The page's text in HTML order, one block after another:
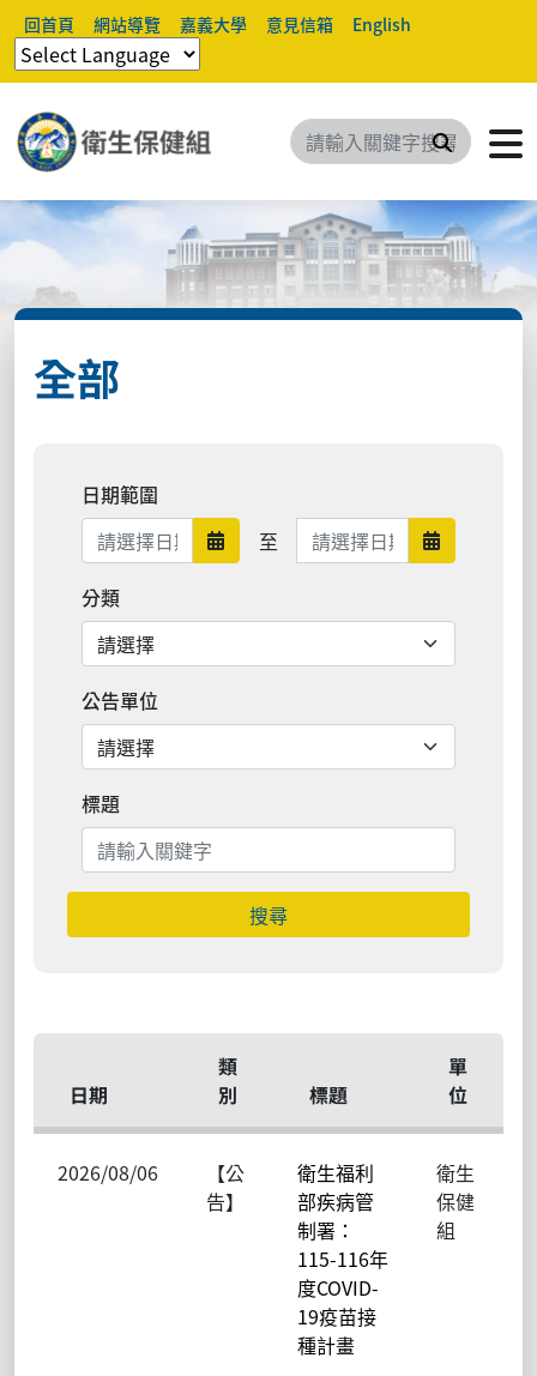
回首頁 網站導覽 嘉義大學 意見信箱 English
搜尋
全部
日期範圍
日期範圍開始
至 日期範圍結束 日期範圍
分類
公告單位
標題
搜尋
日期
類
別
標題
單
位
2026/08/06
【公
告】
衛生福利
部疾病管
制署：
115-116年
度COVID-
19疫苗接
種計畫
衛生
保健
組